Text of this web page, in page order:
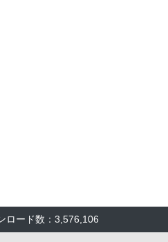
ロード数：3,576,106